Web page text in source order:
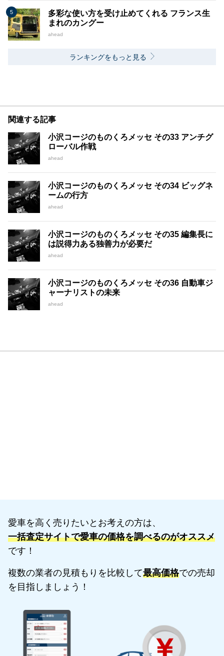
多彩な使い方を受け止めてくれる フランス生
まれのカングー
ahead
ランキングをもっと見る
関連する記事
小沢コージのものくろメッセ その33 アンチグ
ローバル作戦
ahead
小沢コージのものくろメッセ その34 ビッグネ
ームの行方
ahead
小沢コージのものくろメッセ その35 編集長に
は説得力ある独善力が必要だ
ahead
小沢コージのものくろメッセ その36 自動車ジ
ャーナリストの未来
ahead
愛車を高く売りたいとお考えの方は、
一括査定サイトで愛車の価格を調べるのがオススメ
です！
複数の業者の見積もりを比較して最高価格での売却
を目指しましょう！